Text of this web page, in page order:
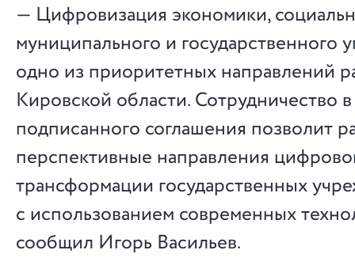
— Цифровизация экономики,
муниципального и государственного
одно из приоритетных направлений
Кировской области. Сотрудничество
подписанного соглашения позволит
перспективные направления
трансформации государственных
с использованием современных
сообщил Игорь Васильев.